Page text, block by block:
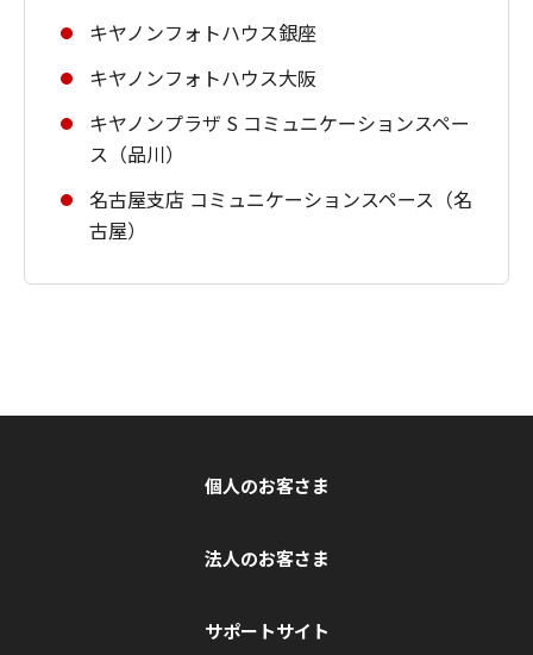
キヤノンフォトハウス銀座
キヤノンフォトハウス大阪
キヤノンプラザ S コミュニケーションスペー
ス（品川）
名古屋支店 コミュニケーションスペース（名
古屋）
個人のお客さま
法人のお客さま
サポートサイト